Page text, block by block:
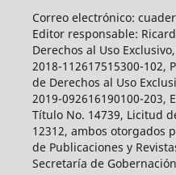
Correo electrónico:
Editor responsable:
Derechos al Uso
2018-112617515300-102,
de Derechos al Uso
2019-092616190100-203,
Título No. 14739, Licitud
12312, ambos otorgados
de Publicaciones y
Secretaría de